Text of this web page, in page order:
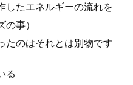
したエネルギーの流れを
事）
たのはそれとは別物です
る